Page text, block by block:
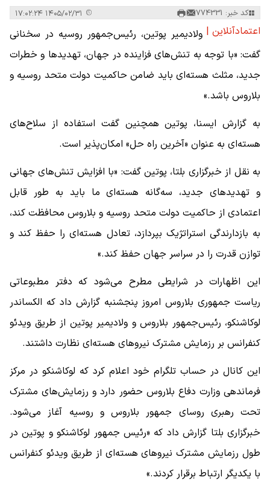
کد خبر: 774331
اعتمادآنلاین | ولادیمیر پوتین، رئیس‌جمهور روسیه در سخنانی
گفت: «با توجه به تنش‌های فزاینده در جهان، تهدیدها و خطرات
جدید، مثلث هسته‌ای باید ضامن حاکمیت دولت متحد روسیه و
بلاروس باشد.»
به گزارش ایسنا، پوتین همچنین گفت استفاده از سلاح‌های
هسته‌ای به عنوان «آخرین راه حل» امکان‌پذیر است.
به نقل از خبرگزاری بلتا، پوتین گفت: «با افزایش تنش‌های جهانی
و تهدیدهای جدید، سه‌گانه هسته‌ای ما باید به طور قابل
اعتمادی از حاکمیت دولت متحد روسیه و بلاروس محافظت کند،
به بازدارندگی استراتژیک بپردازد، تعادل هسته‌ای را حفظ کند و
توازن قدرت را در سراسر جهان حفظ کند.»
این اظهارات در شرایطی مطرح می‌شود که دفتر مطبوعاتی
ریاست جمهوری بلاروس امروز پنجشنبه گزارش داد که الکساندر
لوکاشنکو، رئیس‌جمهور بلاروس و ولادیمیر پوتین از طریق ویدئو
کنفرانس بر رزمایش مشترک نیروهای هسته‌ای نظارت داشتند.
این کانال در حساب تلگرام خود اعلام کرد که لوکاشنکو در مرکز
فرماندهی وزارت دفاع بلاروس حضور دارد و رزمایش‌های مشترک
تحت رهبری روسای جمهور بلاروس و روسیه آغاز می‌شود.
خبرگزاری بلتا گزارش داد که «رئیس جمهور لوکاشنکو و پوتین در
طول رزمایش مشترک نیروهای هسته‌ای از طریق ویدئو کنفرانس
با یکدیگر ارتباط برقرار کردند.»